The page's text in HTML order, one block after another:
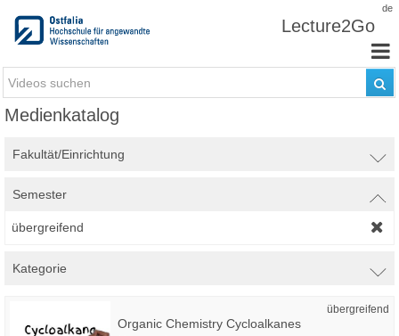
de
Lecture2Go
Medienkatalog
Fakultät/Einrichtung
Semester
übergreifend
Kategorie
übergreifend
Organic Chemistry Cycloalkanes